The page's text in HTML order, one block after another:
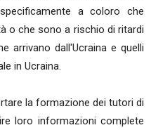
a coloro che
o che sono a rischio di ritardi
arrivano dall'Ucraina e quelli
in Ucraina.
la formazione dei tutori di
loro informazioni complete